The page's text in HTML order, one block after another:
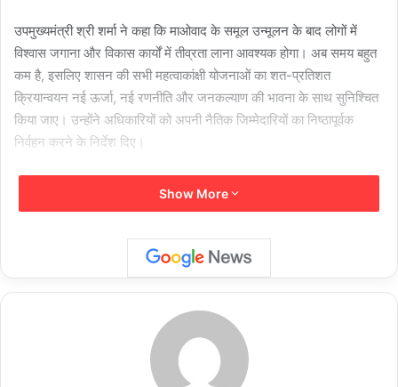
उपमुख्यमंत्री श्री शर्मा ने कहा कि माओवाद के समूल उन्मूलन के बाद लोगों में
विश्वास जगाना और विकास कार्यों में तीव्रता लाना आवश्यक होगा। अब समय बहुत
कम है, इसलिए शासन की सभी महत्वाकांक्षी योजनाओं का शत-प्रतिशत
क्रियान्वयन नई ऊर्जा, नई रणनीति और जनकल्याण की भावना के साथ सुनिश्चित
किया जाए। उन्होंने अधिकारियों को अपनी नैतिक जिम्मेदारियों का निष्ठापूर्वक
निर्वहन करने के निर्देश दिए।
उन्होंने कहा कि बीजापुर के सुदूर अंचलों में सड़क, बिजली, पानी, स्कूल, अस्पताल,
आंगनबाड़ी सहित केंद्र एवं राज्य सरकार की सभी हितग्राही मूलक योजनाओं से
सुगमता से पहुंचेंगी, जिसमें जिला, विकासखण्ड और मैदानी अमले के अधिकारी-
कर्मचारियों की महत्वपूर्ण भूमिका होगी।
Show More